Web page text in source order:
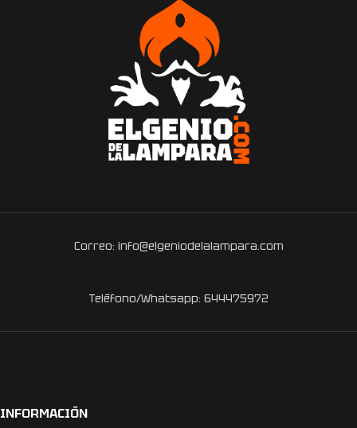
Correo: info@elgeniodelalampara.com
Teléfono/Whatsapp: 644475972
INFORMACIÓN